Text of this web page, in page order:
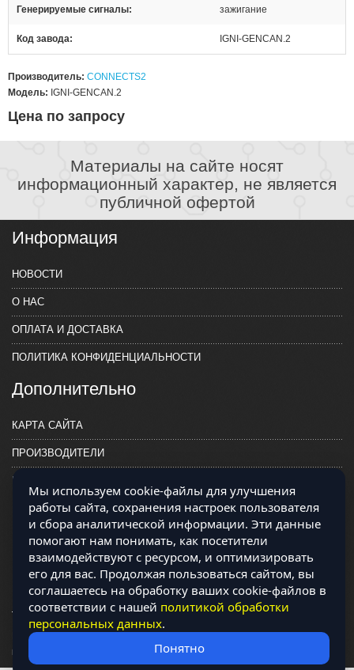
Генерируемые сигналы зажигание
Код завода IGNI-GENCAN.2
Производитель: CONNECTS2
Модель: IGNI-GENCAN.2
Цена по запросу
Материалы на сайте носят
информационный характер, не является
публичной офертой
Информация
НОВОСТИ
О НАС
ОПЛАТА И ДОСТАВКА
ПОЛИТИКА КОНФИДЕНЦИАЛЬНОСТИ
Дополнительно
КАРТА САЙТА
ПРОИЗВОДИТЕЛИ
КОНТАКТЫ
Магазин работает на OCLite Комплект-А - радиодетали и электронные
компоненты © 2026
Мы используем cookie-файлы для улучшения
работы сайта, сохранения настроек пользователя
и сбора аналитической информации. Эти данные
помогают нам понимать, как посетители
взаимодействуют с ресурсом, и оптимизировать
его для вас. Продолжая пользоваться сайтом, вы
соглашаетесь на обработку ваших cookie-файлов в
соответствии с нашей политикой обработки
персональных данных.
Понятно